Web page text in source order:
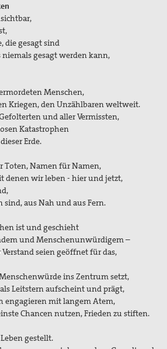
die gesagt sind
gesagt werden kann,
Menschen,
Kriegen, den Unzählbaren weltweit.
und aller Vermissten,
Katastrophen
Erde.
Toten, Namen für Namen,
denen wir leben - hier und jetzt,
aus Nah und aus Fern.
ist und geschieht
und Menschenunwürdigem –
seien geöffnet für das,
ins Zentrum setzt,
Leitstern aufscheint und prägt,
engagieren mit langem Atem,
Chancen nutzen, Frieden zu stiften.
gestellt.